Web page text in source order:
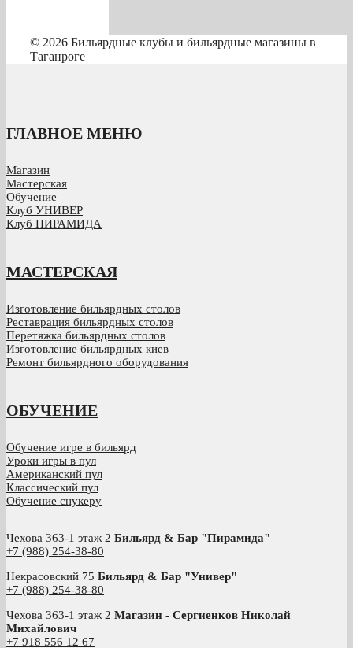
© 2026 Бильярдные клубы и бильярдные магазины в
Таганроге
ГЛАВНОЕ МЕНЮ
Магазин
Мастерская
Обучение
Клуб УНИВЕР
Клуб ПИРАМИДА
МАСТЕРСКАЯ
Изготовление бильярдных столов
Реставрация бильярдных столов
Перетяжка бильярдных столов
Изготовление бильярдных киев
Ремонт бильярдного оборудования
ОБУЧЕНИЕ
Обучение игре в бильярд
Уроки игры в пул
Американский пул
Классический пул
Обучение снукеру
Чехова 363-1 этаж 2 Бильярд & Бар "Пирамида"
+7 (988) 254-38-80
Некрасовский 75 Бильярд & Бар "Универ"
+7 (988) 254-38-80
Чехова 363-1 этаж 2 Магазин - Сергиенков Николай
Михайлович
+7 918 556 12 67